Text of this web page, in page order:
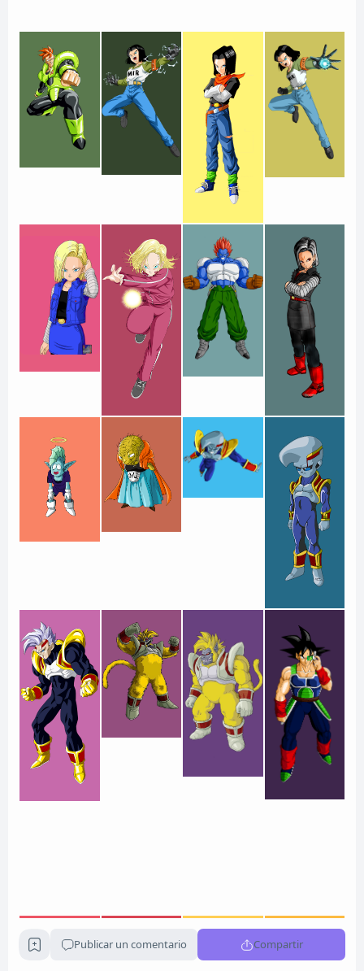
Publicar un comentario Compartir